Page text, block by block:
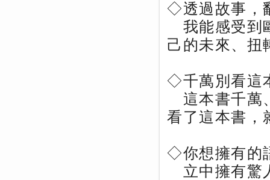
◇透過故事，
我能感受到
己的未來、扭
◇千萬別看這
這本書千萬
看了這本書
◇你想擁有的
立中擁有驚